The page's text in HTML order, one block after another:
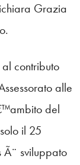
Grazia
contributo
alle
del
il 25
Ã¨ sviluppato